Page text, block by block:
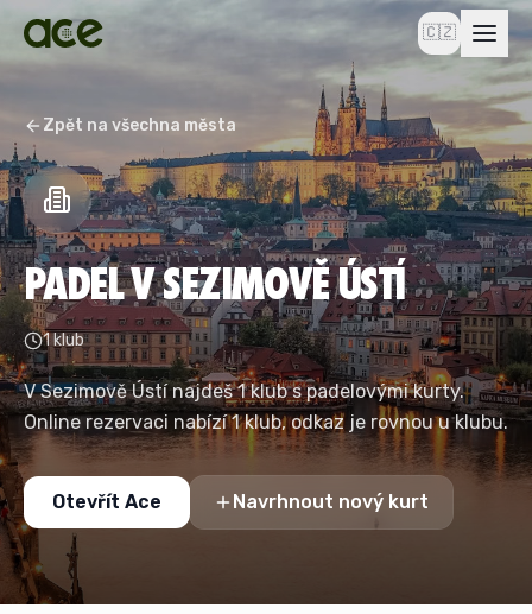
🇨🇿
Zpět na všechna města
PADEL V SEZIMOVĚ ÚSTÍ
1 klub
V Sezimově Ústí najdeš 1 klub s padelovými kurty.
Online rezervaci nabízí 1 klub, odkaz je rovnou u klubu.
Otevřít Ace Navrhnout nový kurt